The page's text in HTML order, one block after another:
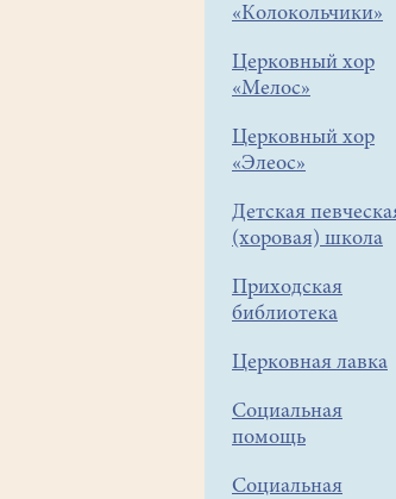
«Колокольчики»
Церковный хор
«Мелос»
Церковный хор
«Элеос»
Детская
(хоровая) школа
Приходская
библиотека
Церковная лавка
Социальная
помощь
Социальная